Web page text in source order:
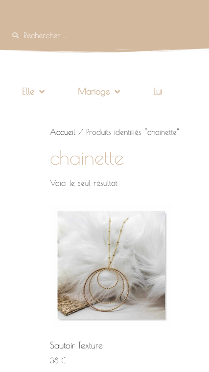
Elle Mariage Lui
Accueil / Produits identifiés “chainette”
chainette
Voici le seul résultat
Sautoir Texture
38 €